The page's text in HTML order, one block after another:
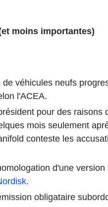
moins importantes)
véhicules neufs
l'ACEA.
pour des raisons
mois seulement
conteste les
d'une
.
obligataire